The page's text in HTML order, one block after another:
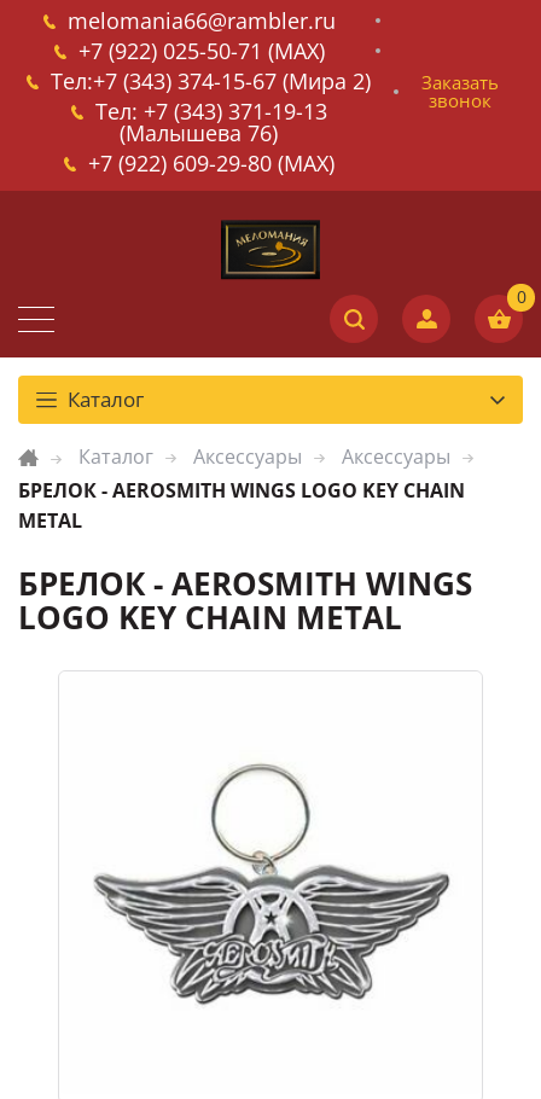
melomania66@rambler.ru
+7 (922) 025-50-71 (MAX)
Тел:+7 (343) 374-15-67 (Мира 2)
Тел: +7 (343) 371-19-13
(Малышева 76)
+7 (922) 609-29-80 (MAX)
Заказать
звонок
Каталог
Каталог Аксессуары
Аксессуары
БРЕЛОК - AEROSMITH WINGS LOGO KEY CHAIN
METAL
БРЕЛОК - AEROSMITH WINGS
LOGO KEY CHAIN METAL